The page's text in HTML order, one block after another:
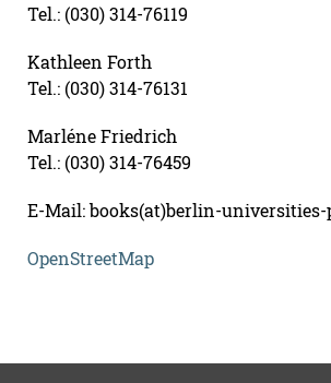
Tel.: (030) 314-76119
Kathleen Forth
Tel.: (030) 314-76131
Marléne Friedrich
Tel.: (030) 314-76459
E-Mail: books(at)berlin-
OpenStreetMap